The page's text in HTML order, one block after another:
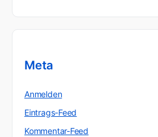
Meta
Anmelden
Eintrags-Feed
Kommentar-Feed